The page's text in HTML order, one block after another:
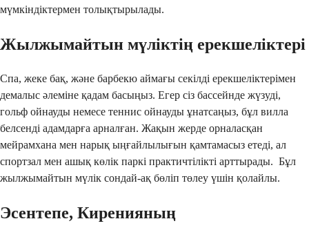
мүмкіндіктермен толықтырылады.
Жылжымайтын мүліктің ерекшеліктері
Спа, жеке бақ, және барбекю аймағы секілді ерекшеліктерімен
демалыс әлеміне қадам басыңыз. Егер сіз бассейнде жүзуді,
гольф ойнауды немесе теннис ойнауды ұнатсаңыз, бұл вилла
белсенді адамдарға арналған. Жақын жерде орналасқан
мейрамхана мен нарық ыңғайлылығын қамтамасыз етеді, ал
спортзал мен ашық көлік паркі практичтілікті арттырады.  Бұл
жылжымайтын мүлік сондай-ақ бөліп төлеу үшін қолайлы.
Эсентепе, Киренияның